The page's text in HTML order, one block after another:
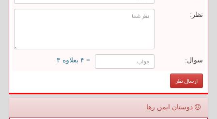
نظر:
سوال: = ۴ بعلاوه ۳
دوستان ایمن رها